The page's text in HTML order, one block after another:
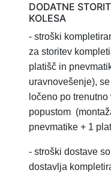
DODATNE
KOLESA
- stroški
za storitev
platišč in
uravnovešenje),
ločeno po
popustom
pnevmatike + 1
- stroški dostave
dostavlja